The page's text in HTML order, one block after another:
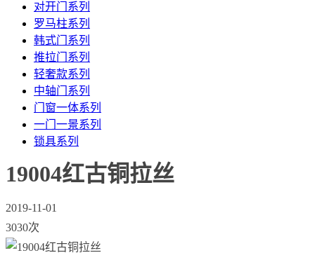
对开门系列
罗马柱系列
韩式门系列
推拉门系列
轻奢款系列
中轴门系列
门窗一体系列
一门一景系列
锁具系列
19004红古铜拉丝
2019-11-01
3030次